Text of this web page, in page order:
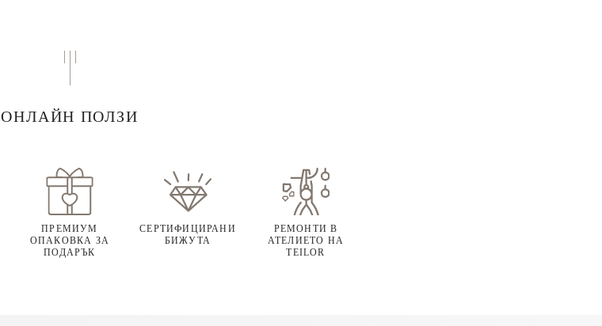
ОНЛАЙН ПОЛЗИ
ПРЕМИУМ
ОПАКОВКА ЗА
ПОДАРЪК
СЕРТИФИЦИРАНИ
БИЖУТА
РЕМОНТИ В
АТЕЛИЕТО НА
TEILOR